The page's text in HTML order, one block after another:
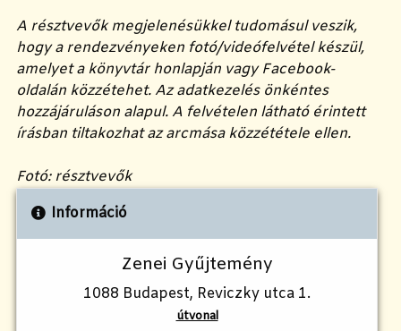
A résztvevők megjelenésükkel tudomásul veszik,
hogy a rendezvényeken fotó/videófelvétel készül,
amelyet a könyvtár honlapján vagy Facebook-
oldalán közzétehet. Az adatkezelés önkéntes
hozzájáruláson alapul. A felvételen látható érintett
írásban tiltakozhat az arcmása közzététele ellen.
Fotó: résztvevők
Információ
Zenei Gyűjtemény
1088 Budapest, Reviczky utca 1.
útvonal